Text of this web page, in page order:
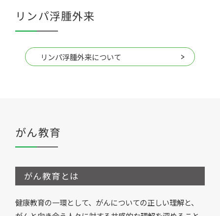
リンパ浮腫外来
リンパ浮腫外来について
がん教育
がん教育とは
健康教育の一環として、がんについての正しい理解と、